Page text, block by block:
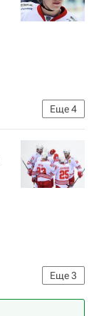
Еще4
Еще3